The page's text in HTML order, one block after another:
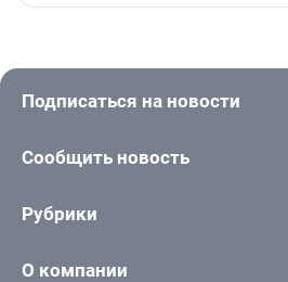
Подписаться на новости
Сообщить новость
Рубрики
О компании